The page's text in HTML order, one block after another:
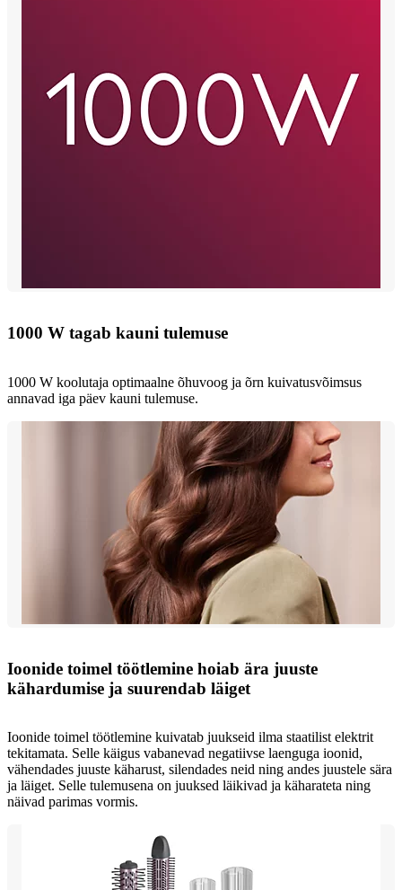
1000 W tagab kauni tulemuse
1000 W koolutaja optimaalne õhuvoog ja õrn kuivatusvõimsus
annavad iga päev kauni tulemuse.
Ioonide toimel töötlemine hoiab ära juuste
kähardumise ja suurendab läiget
Ioonide toimel töötlemine kuivatab juukseid ilma staatilist elektrit
tekitamata. Selle käigus vabanevad negatiivse laenguga ioonid,
vähendades juuste käharust, silendades neid ning andes juustele sära
ja läiget. Selle tulemusena on juuksed läikivad ja käharateta ning
näivad parimas vormis.